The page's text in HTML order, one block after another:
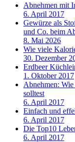
Abnehmen mit
6. April 2017
Gewürze als
und Co. beim
8. Mai 2026
Wie viele
30. Dezember
Erdbeer
1. Oktober 2017
Abnehmen:
solltest
6. April 2017
Einfach und
6. April 2017
Die Top10
6. April 2017